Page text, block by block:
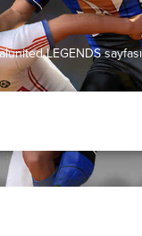
LEGENDS